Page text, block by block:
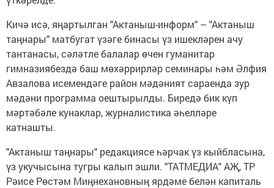
Кичә исә, яңартылган "Актаныш-информ" – "Актаныш
таңнары" матбугат үзәге бинасы үз ишекләрен ачу
тантанасы, сәләтле балалар өчен гуманитар
гимназиябездә баш мөхәррирләр семинары һәм Әлфия
Авзалова исемендәге район мәдәният сараенда зур
мәдәни программа оештырылды. Биредә бик күп
мәртәбәле кунаклар, журналистика әһелләре
катнашты.
"Актаныш таңнары" редакциясе һәрчак үз кыйбласына,
үз укучысына тугры калып эшли. "ТАТМЕДИА" АҖ, ТР
Рәисе Рөстәм Миңнехановның ярдәме белән капиталь